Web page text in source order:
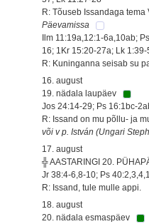
R: Tõuseb Issandaga
Päevamissa
Ilm 11:19a,12:1-6a,10ab;
16; 1Kr 15:20-27a; Lk 1:39-
R: Kuninganna seisab su
16. august
19. nädala laupäev
Jos 24:14-29; Ps 16:1bc-
R: Issand on mu põllu- ja
või v p. István (Ungari
17. august
╬ AASTARINGI 20.
Jr 38:4-6,8-10; Ps
R: Issand, tule mulle appi.
18. august
20. nädala esmaspäev